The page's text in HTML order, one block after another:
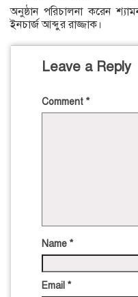
অনুষ্ঠান পরিচালনা করেন
ইনচার্জ আব্দুর রাজ্জাক।
Leave a Reply
Comment *
Name *
Email *